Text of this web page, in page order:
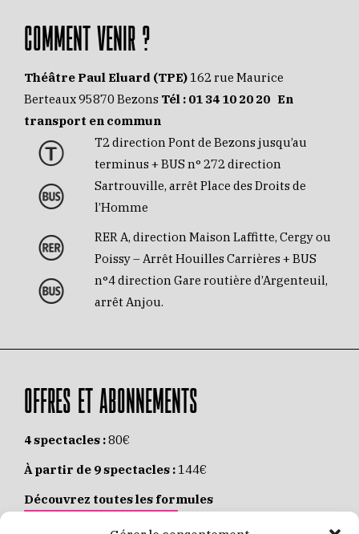
COMMENT VENIR ?
Théâtre Paul Eluard (TPE) 162 rue Maurice
Berteaux 95870 Bezons Tél : 01 34 10 20 20 En
transport en commun
T2 direction Pont de Bezons jusqu’au
terminus + BUS n° 272 direction
Sartrouville, arrêt Place des Droits de
l’Homme
RER A, direction Maison Laffitte, Cergy ou
Poissy – Arrêt Houilles Carrières + BUS
n°4 direction Gare routière d’Argenteuil,
arrêt Anjou.
OFFRES ET ABONNEMENTS
4 spectacles :80€
À partir de 9 spectacles : 144€
Découvrez toutes les formules
JE M’ABONNE EN LIGNE